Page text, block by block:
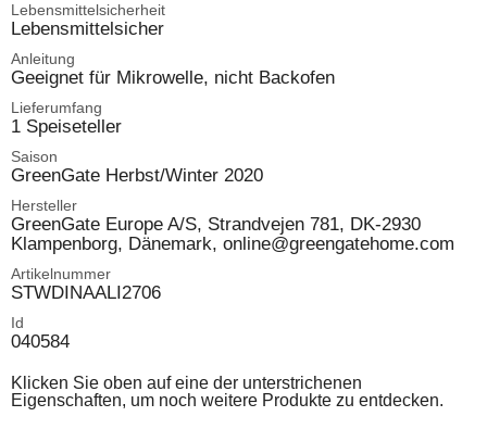
Lebensmittelsicherheit
Lebensmittelsicher
Anleitung
Geeignet für Mikrowelle, nicht Backofen
Lieferumfang
1 Speiseteller
Saison
GreenGate Herbst/Winter 2020
Hersteller
GreenGate Europe A/S, Strandvejen 781, DK-2930
Klampenborg, Dänemark, online@greengatehome.com
Artikelnummer
STWDINAALI2706
Id
040584
Klicken Sie oben auf eine der unterstrichenen
Eigenschaften, um noch weitere Produkte zu entdecken.